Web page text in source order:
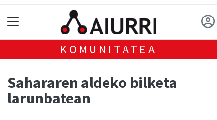
KOMUNITATEA
Sahararen aldeko bilketa
larunbatean